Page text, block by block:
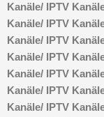
Kanäle/
IPTV
Kanäle/
IPTV
Kanäle/
IPTV
Kanäle/
IPTV
Kanäle/
IPTV
Kanäle/
IPTV
Kanäle/
IPTV